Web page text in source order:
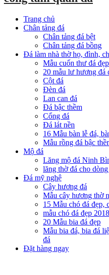
Trang chủ
Chân tảng đá
Chân tảng đá bệt
Chân tảng đá bồng
Đá làm nhà thờ họ, đình,
Mẫu cuốn thư đá đẹp
20 mẫu lư hương đá
Cột đá
Đèn đá
Lan can đá
Đá bậc thềm
Cổng đá
Đá lát nền
16 Mẫu bàn lễ đá,
Mẫu rồng đá bậc
Mộ đá
Lăng mộ đá Ninh
lăng thờ đá cho
Đá mỹ nghệ
Cây hương đá
Mẫu cây hương thờ
15 Mẫu chó đá đẹp,
mẫu chó đá đẹp 2018
20 Mẫu bia đá đẹp
Mẫu bia đá, bia đá
đá
Đặt hàng ngay